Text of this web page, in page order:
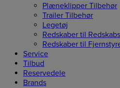
Plæneklipper Tilbehør
Trailer Tilbehør
Legetøj
Redskaber til
Redskaber til
Service
Tilbud
Reservedele
Brands